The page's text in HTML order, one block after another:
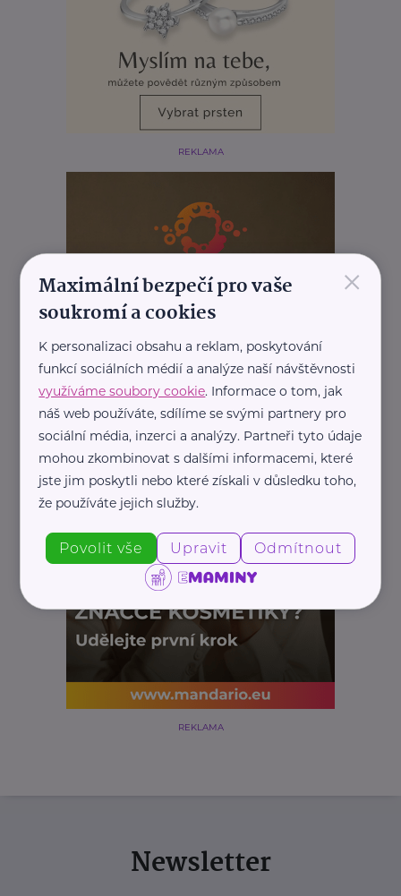
REKLAMA
REKLAMA
Newsletter
×
Maximální bezpečí pro vaše
soukromí a cookies
K personalizaci obsahu a reklam, poskytování
funkcí sociálních médií a analýze naší návštěvnosti
využíváme soubory cookie. Informace o tom, jak
náš web používáte, sdílíme se svými partnery pro
sociální média, inzerci a analýzy. Partneři tyto údaje
mohou zkombinovat s dalšími informacemi, které
jste jim poskytli nebo které získali v důsledku toho,
že používáte jejich služby.
Povolit vše Upravit Odmítnout